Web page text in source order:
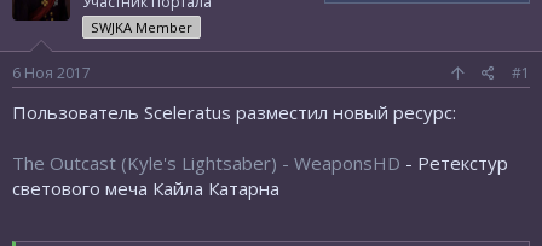
м
а
л
а
SWJKA Member
6 Ноя 2017 #1
Пользователь Sceleratus разместил новый ресурс:
The Outcast (Kyle's Lightsaber) - WeaponsHD - Ретекстур
светового меча Кайла Катарна